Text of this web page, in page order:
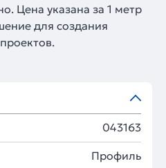
Цена указана за 1 метр
для создания
043163
Профиль